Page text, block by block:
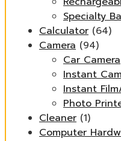
Specialty
Calculator (64)
Camera (94)
Car Camera
Instant
Instant
Photo
Cleaner (1)
Computer